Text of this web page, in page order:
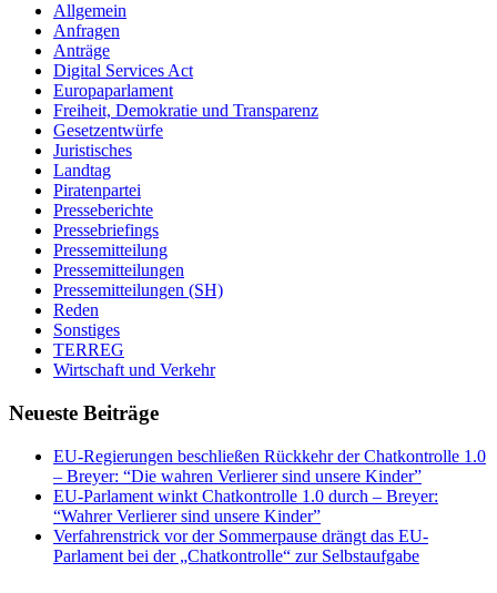
Allgemein
Anfragen
Anträge
Digital Services Act
Europaparlament
Freiheit, Demokratie und Transparenz
Gesetzentwürfe
Juristisches
Landtag
Piratenpartei
Presseberichte
Pressebriefings
Pressemitteilung
Pressemitteilungen
Pressemitteilungen (SH)
Reden
Sonstiges
TERREG
Wirtschaft und Verkehr
Neueste Beiträge
EU-Regierungen beschließen Rückkehr der Chatkontrolle 1.0
– Breyer: “Die wahren Verlierer sind unsere Kinder”
EU-Parlament winkt Chatkontrolle 1.0 durch – Breyer:
“Wahrer Verlierer sind unsere Kinder”
Verfahrenstrick vor der Sommerpause drängt das EU-
Parlament bei der „Chatkontrolle“ zur Selbstaufgabe